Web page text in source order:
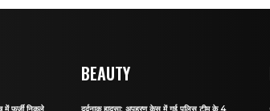
में फर्जी निकले
BEAUTY
दर्दनाक हादसा: अपहरण केस में गई पुलिस टीम के 4